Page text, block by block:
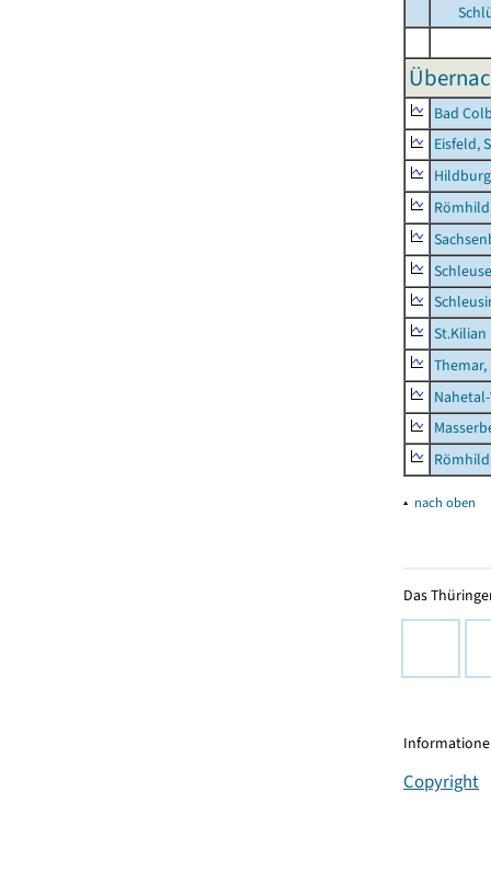
Bad
Eisfeld,
St.Kilian
▴ nach oben
Das
Copyright